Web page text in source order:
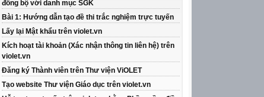
đồng bộ với danh mục SGK
Bài 1: Hướng dẫn tạo đề thi trắc nghiệm trực tuyến
Lấy lại Mật khẩu trên violet.vn
Kích hoạt tài khoản (Xác nhận thông tin liên hệ) trên
violet.vn
Đăng ký Thành viên trên Thư viện ViOLET
Tạo website Thư viện Giáo dục trên violet.vn